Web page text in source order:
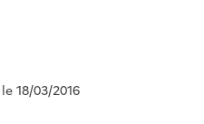
18/03/2016